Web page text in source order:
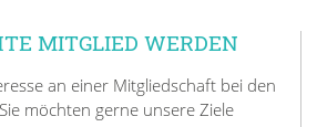
MITGLIED WERDEN
an einer Mitgliedschaft bei den
möchten gerne unsere Ziele